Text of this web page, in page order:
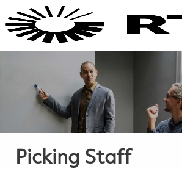
Picking Staff